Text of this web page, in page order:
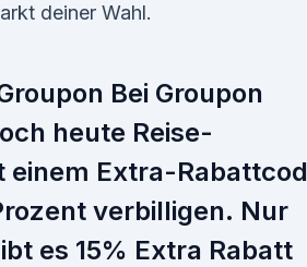
deiner Wahl.
Bei Groupon
heute Reise-
einem Extra-
verbilligen. Nur
es 15% Extra Rabatt